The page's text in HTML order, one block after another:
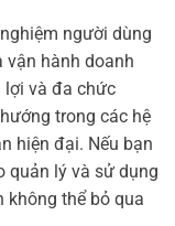
người dùng
vận hành doanh
lợi và đa chức
trong các hệ
hiện đại. Nếu bạn
quản lý và sử dụng
không thể bỏ qua